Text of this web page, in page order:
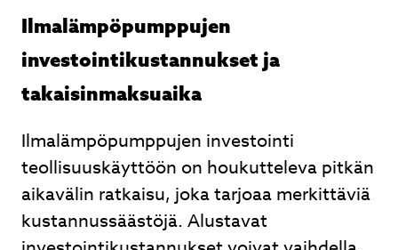
Ilmalämpöpumppujen
investointikustannukset ja
takaisinmaksuaika
Ilmalämpöpumppujen investointi
teollisuuskäyttöön on houkutteleva pitkän
aikavälin ratkaisu, joka tarjoaa merkittäviä
kustannussäästöjä. Alustavat